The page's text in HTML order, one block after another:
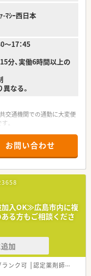
ります。
ており、これまでのご経
が充実しており、生活面で
。
イフスタイルに合わせた3
-ﾏｼｰ西日本
～17：45
分、実働6時間以上の
なる。
交通機関での通勤に大変便
。
を行えます。
、地域の患者様へ丁寧な
境です。
す。
や年齢を考慮の上で470万
です。
当が含まれており、世帯
されます。
とができます。
した業務をお任せし、レジ
お問い合わせ
加入OK≫広島市内に複
る方もご相談くださ
加
ランク可 認定薬剤師取得支援あり